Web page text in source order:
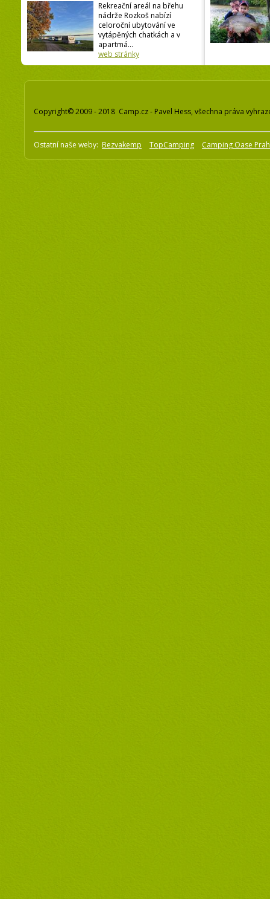
Rekreační areál na břehu
nádrže Rozkoš nabízí
celoroční ubytování ve
vytápěných chatkách a v
apartmá...
web stránky
Copyright© 2009 - 2018 Camp.cz - Pavel Hess, všechna práva
Ostatní naše weby: Bezvakemp TopCamping Camping Oase